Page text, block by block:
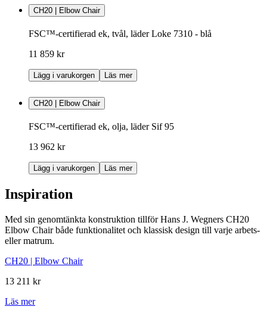
CH20 | Elbow Chair
FSC™-certifierad ek, tvål, läder Loke 7310 - blå
11 859 kr
Lägg i varukorgen Läs mer
CH20 | Elbow Chair
FSC™-certifierad ek, olja, läder Sif 95
13 962 kr
Lägg i varukorgen Läs mer
Inspiration
Med sin genomtänkta konstruktion tillför Hans J. Wegners CH20
Elbow Chair både funktionalitet och klassisk design till varje arbets-
eller matrum.
CH20 | Elbow Chair
13 211 kr
Läs mer